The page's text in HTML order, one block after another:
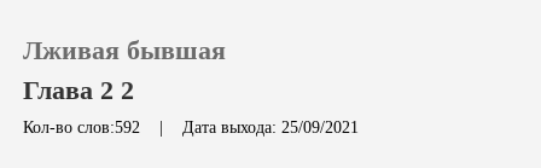
Лживая бывшая
Глава 2 2
Кол-во слов:592 | Дата выхода: 25/09/2021